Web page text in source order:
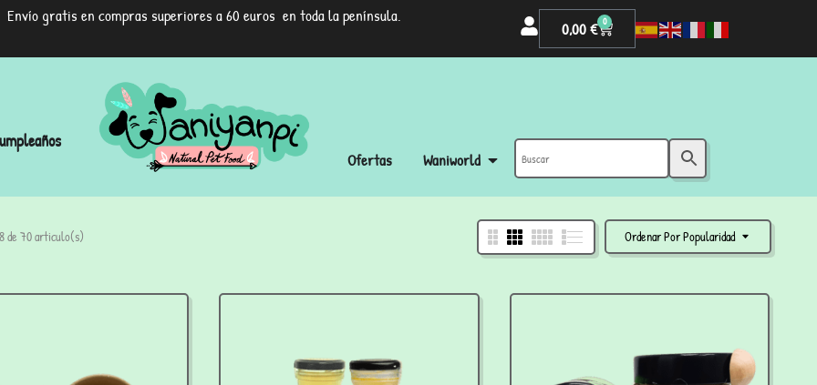
Envío gratis en compras superiores a 60 euros en toda la península.
0,00€ 0
Ofertas Waniworld
Ordenar Por Popularidad
de 70 articulo(s)